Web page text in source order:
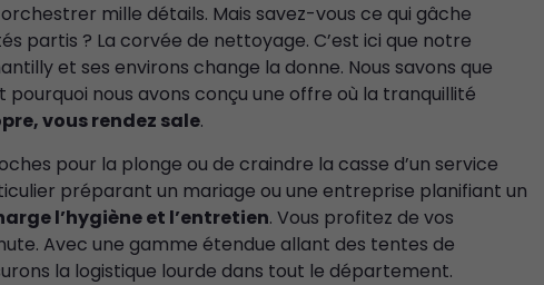
mille détails. Mais savez-vous ce qui gâche
partis ? La corvée de nettoyage. C’est ici que notre
et ses environs change la donne. Nous savons que
pourquoi nous avons conçu une offre où la tranquillité
vous rendez sale.
pour la plonge ou de craindre la casse d’un service
préparant un mariage ou une entreprise planifiant un
l’hygiène et l’entretien. Vous profitez de vos
Avec une gamme étendue allant des tentes de
la logistique lourde dans tout le département.